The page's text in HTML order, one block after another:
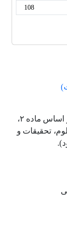
108
بر اساس ماده ۲،
تحقیقات و